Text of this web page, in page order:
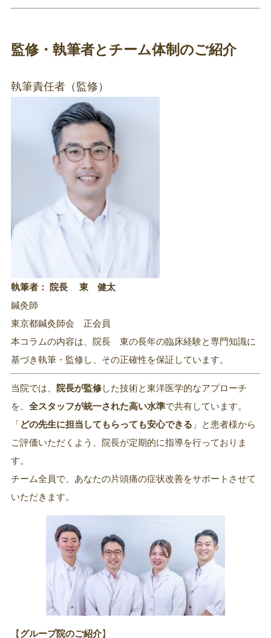
監修・執筆者とチーム体制のご紹介
執筆責任者（監修）
執筆者： 院長 東 健太
鍼灸師
東京都鍼灸師会 正会員
本コラムの内容は、院長 東の長年の臨床経験と専門知識に
基づき執筆・監修し、その正確性を保証しています。
当院では、 院長が監修した技術と東洋医学的なアプローチ
を、 全スタッフが統一された高い水準で共有しています。
「どの先生に担当してもらっても安心できる 」と患者様から
ご評価いただくよう、院長が定期的に指導を行っておりま
す。
チーム全員で、あなたの片頭痛の症状改善をサポートさせて
いただきます。
【グループ院のご紹介】